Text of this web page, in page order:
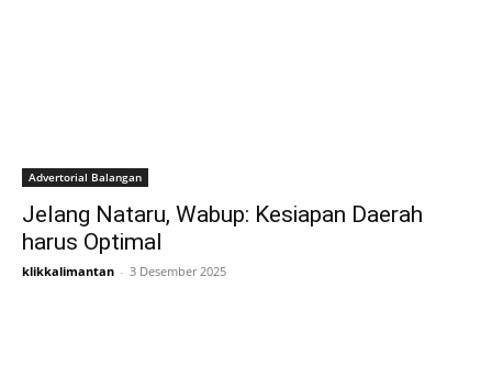
Advertorial Balangan
Jelang Nataru, Wabup: Kesiapan Daerah
harus Optimal
klikkalimantan - 3 Desember 2025